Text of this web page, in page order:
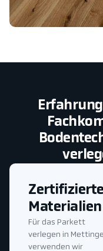
Zertifizierte
Materialien
Für das Parkett
verlegen in
verwenden wir